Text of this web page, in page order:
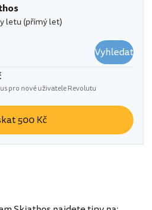
letu (přímý let)
Vyhledat
pro nové uživatele Revolutu
500 Kč